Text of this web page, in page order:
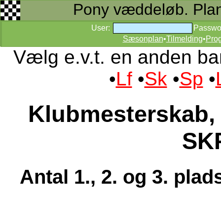
Pony væddeløb.
User:
Sæsonplan•Tilmelding•
Vælg e.v.t. en anden
•Lf•Sk •Sp •
Antal 1., 2. og 3.